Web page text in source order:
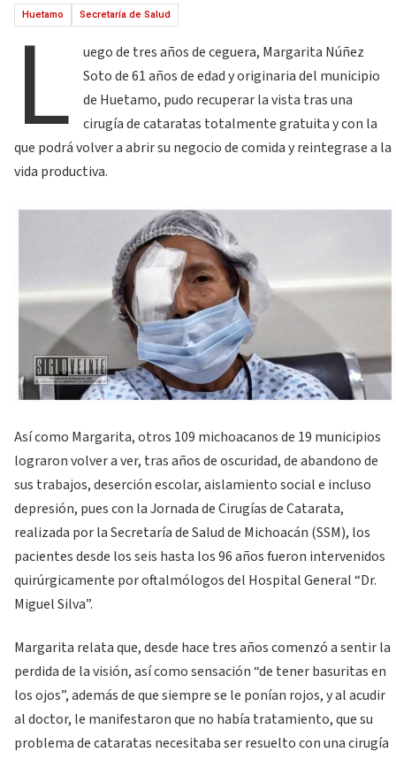
Huetamo Secretaría de Salud
L
uego de tres años de ceguera, Margarita Núñez
Soto de 61 años de edad y originaria del municipio
de Huetamo, pudo recuperar la vista tras una
cirugía de cataratas totalmente gratuita y con la
que podrá volver a abrir su negocio de comida y reintegrase a la
vida productiva.
Así como Margarita, otros 109 michoacanos de 19 municipios
lograron volver a ver, tras años de oscuridad, de abandono de
sus trabajos, deserción escolar, aislamiento social e incluso
depresión, pues con la Jornada de Cirugías de Catarata,
realizada por la Secretaría de Salud de Michoacán (SSM), los
pacientes desde los seis hasta los 96 años fueron intervenidos
quirúrgicamente por oftalmólogos del Hospital General “Dr.
Miguel Silva”.
Margarita relata que, desde hace tres años comenzó a sentir la
perdida de la visión, así como sensación “de tener basuritas en
los ojos”, además de que siempre se le ponían rojos, y al acudir
al doctor, le manifestaron que no había tratamiento, que su
problema de cataratas necesitaba ser resuelto con una cirugía